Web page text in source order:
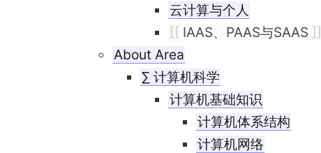
云计算与个人
[[ IAAS、PAAS与SAAS ]]
About Area
∑ 计算机科学
计算机基础知识
计算机体系结构
计算机网络